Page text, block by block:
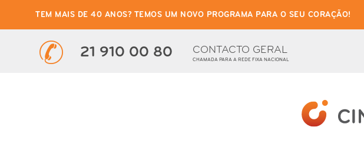
Defina as suas preferências de
Este website utiliza cookies estritamente necessários, analíticos e funcionais, para lhe oferecer
Consulte a nossa
Os cookies necessários são cruciais para as funções básicas do site e o site não funcionará
TEM MAIS DE 40 ANOS? TEMOS UM NOVO PROGRAMA PARA O SEU CORAÇÃO!
21 910 00 80 CONTACTO GERAL
CHAMADA PARA A REDE FIXA NACIONAL